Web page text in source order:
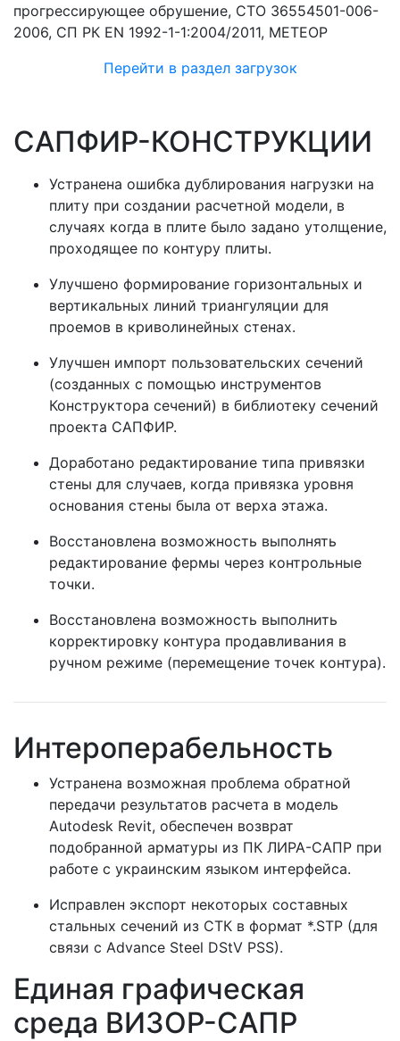
прогрессирующее обрушение, СТО 36554501-006-
2006, СП РК EN 1992-1-1:2004/2011, МЕТЕОР
Перейти в раздел загрузок
САПФИР-КОНСТРУКЦИИ
Устранена ошибка дублирования нагрузки на
плиту при создании расчетной модели, в
случаях когда в плите было задано утолщение,
проходящее по контуру плиты.
Улучшено формирование горизонтальных и
вертикальных линий триангуляции для
проемов в криволинейных стенах.
Улучшен импорт пользовательских сечений
(созданных с помощью инструментов
Конструктора сечений) в библиотеку сечений
проекта САПФИР.
Доработано редактирование типа привязки
стены для случаев, когда привязка уровня
основания стены была от верха этажа.
Восстановлена возможность выполнять
редактирование фермы через контрольные
точки.
Восстановлена возможность выполнить
корректировку контура продавливания в
ручном режиме (перемещение точек контура).
Интероперабельность
Устранена возможная проблема обратной
передачи результатов расчета в модель
Autodesk Revit, обеспечен возврат
подобранной арматуры из ПК ЛИРА-САПР при
работе с украинским языком интерфейса.
Исправлен экспорт некоторых составных
стальных сечений из СТК в формат *.STP (для
связи с Advance Steel DStV PSS).
Единая графическая
среда ВИЗОР-САПР